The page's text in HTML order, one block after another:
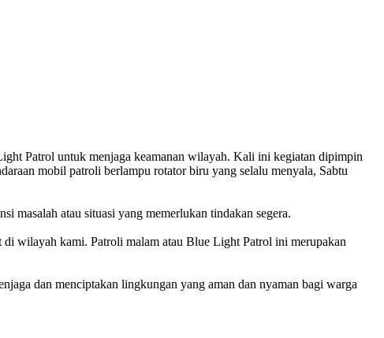
Patrol untuk menjaga keamanan wilayah. Kali ini kegiatan dipimpin
mobil patroli berlampu rotator biru yang selalu menyala, Sabtu
masalah atau situasi yang memerlukan tindakan segera.
wilayah kami. Patroli malam atau Blue Light Patrol ini merupakan
dan menciptakan lingkungan yang aman dan nyaman bagi warga